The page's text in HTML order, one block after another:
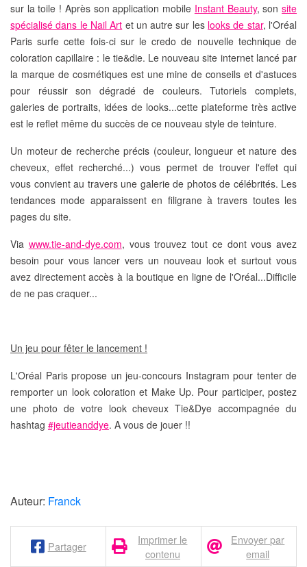
sur la toile ! Après son application mobile Instant Beauty, sonsite
spécialisé dans le Nail Art et un autre sur les looks de star, l'Oréal
Paris surfe cette fois-ci sur le credo de nouvelle technique de
coloration capillaire : le tie&die. Le nouveau site internet lancé par
la marque de cosmétiques est une mine deconseils et d'astuces
pour réussir son dégradé de couleurs. Tutoriels complets,
galeries de portraits, idées de looks...cette plateforme très active
est le reflet même du succès de ce nouveau style de teinture.
Un moteur de recherche précis (couleur, longueur et nature des
cheveux, effet recherché...) vous permet de trouver l'effet qui
vous convient au travers une galerie de photos de célébrités. Les
tendances mode apparaissent en filigrane à travers toutes les
pages du site.
Via www.tie-and-dye.com, vous trouvez tout ce dont vous avez
besoin pour vous lancer vers un nouveau looket surtout vous
avez directementaccès à la boutique en ligne de l'Oréal...Difficile
de ne pas craquer...
Un jeu pour fêter le lancement !
L'Oréal Paris propose un jeu-concours Instagram pour tenter de
remporter un look coloration et Make Up. Pour participer, postez
une photo de votre look cheveux Tie&Dye accompagnée du
hashtag #jeutieanddye. A vous de jouer !!
Auteur: Franck
Partager
Imprimer le
contenu
Envoyer par
email